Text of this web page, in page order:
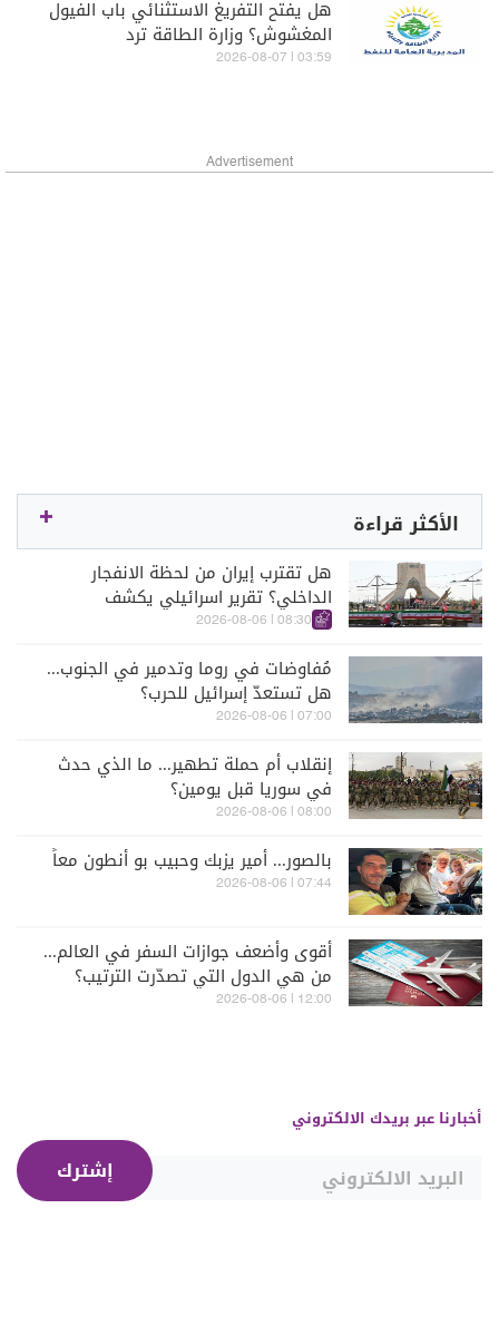
هل يفتح التفريغ الاستثنائي باب الفيول
المغشوش؟ وزارة الطاقة ترد
03:59 | 2026-08-07
Advertisement
الأكثر قراءة
هل تقترب إيران من لحظة الانفجار
الداخلي؟ تقرير اسرائيلي يكشف
الكواليس
08:30 | 2026-08-06
مُفاوضات في روما وتدمير في الجنوب...
هل تستعدّ إسرائيل للحرب؟
07:00 | 2026-08-06
إنقلاب أم حملة تطهير... ما الذي حدث
في سوريا قبل يومين؟
08:00 | 2026-08-06
بالصور... أمير يزبك وحبيب بو أنطون معاً
07:44 | 2026-08-06
أقوى وأضعف جوازات السفر في العالم...
من هي الدول التي تصدّرت الترتيب؟
12:00 | 2026-08-06
أخبارنا عبر بريدك الالكتروني
إشترك